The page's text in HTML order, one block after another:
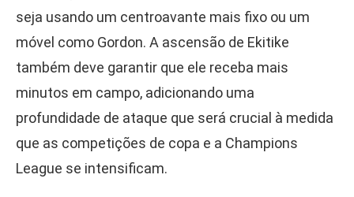
seja usando um centroavante mais fixo ou um
móvel como Gordon. A ascensão de Ekitike
também deve garantir que ele receba mais
minutos em campo, adicionando uma
profundidade de ataque que será crucial à medida
que as competições de copa e a Champions
League se intensificam.